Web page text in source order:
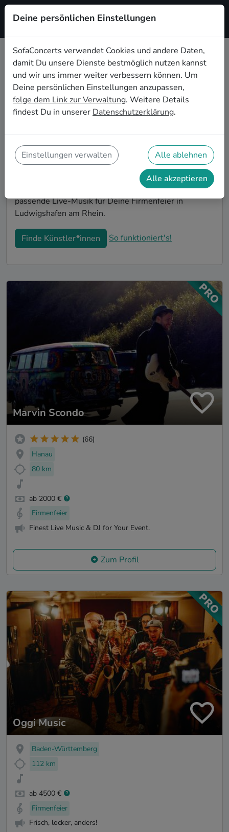
Registrieren
Funk Musiker*innen für die
Firmenfeier in Ludwigshafen am
Rhein
Die alljährliche Firmenfeier in Ludwigshafen am Rhein
SofaConcerts findest Du authentische Funk Bands
und Musiker*innen. Ob stimmungsvolle Partyband,
entspanntes Singer-Songwriter-Duo oder
einzigartiges Quartett - buche jetzt genau die
passende Live-Musik für Deine Firmenfeier in
Ludwigshafen am Rhein.
Finde Künstler*innen So funktioniert's!
Marvin Scondo
(66)
Hanau
80 km
ab 2000 €
Firmenfeier
Finest Live Music & DJ for Your Event.
Zum Profil
Oggi Music
Baden-Württemberg
112 km
ab 4500 €
Firmenfeier
Frisch, locker, anders!
Deine persönlichen Einstellungen
SofaConcerts verwendet Cookies und andere Daten,
damit Du unsere Dienste bestmöglich nutzen kannst
und wir uns immer weiter verbessern können. Um
Deine persönlichen Einstellungen anzupassen,
folge dem Link zur Verwaltung. Weitere Details
findest Du in unserer Datenschutzerklärung.
Einstellungen verwalten Alle ablehnen
Alle akzeptieren